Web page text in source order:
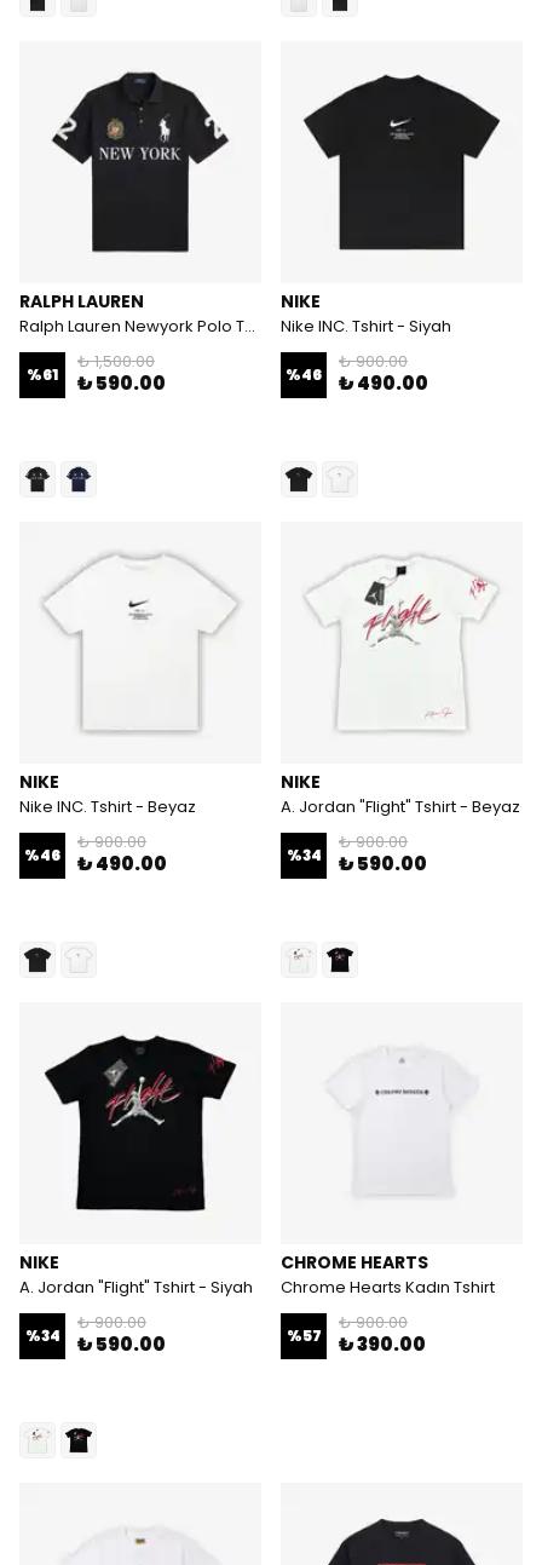
RALPH LAUREN
Ralph Lauren Newyork Polo Tshirt
%61
₺ 1,500.00
₺ 590.00
NIKE
Nike INC. Tshirt - Siyah
%46
₺ 900.00
₺ 490.00
NIKE
Nike INC. Tshirt - Beyaz
%46
₺ 900.00
₺ 490.00
NIKE
A. Jordan "Flight" Tshirt - Beyaz
%34
₺ 900.00
₺ 590.00
NIKE
A. Jordan "Flight" Tshirt - Siyah
%34
₺ 900.00
₺ 590.00
CHROME HEARTS
Chrome Hearts Kadın Tshirt
%57
₺ 900.00
₺ 390.00